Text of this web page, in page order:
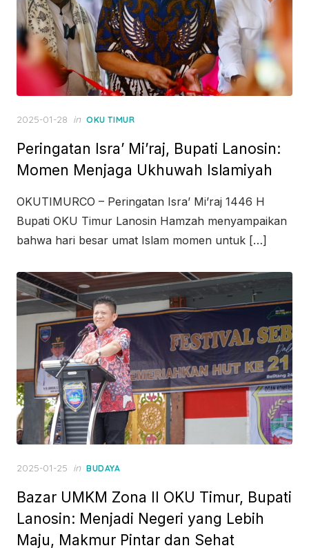
Posted
2025-01-28 in OKU TIMUR
Peringatan Isra’ Mi’raj, Bupati Lanosin:
Momen Menjaga Ukhuwah Islamiyah
OKUTIMURCO – Peringatan Isra’ Mi’raj 1446 H
Bupati OKU Timur Lanosin Hamzah menyampaikan
bahwa hari besar umat Islam momen untuk […]
Posted
2025-01-25 in BUDAYA
Bazar UMKM Zona II OKU Timur, Bupati
Lanosin: Menjadi Negeri yang Lebih
Maju, Makmur Pintar dan Sehat